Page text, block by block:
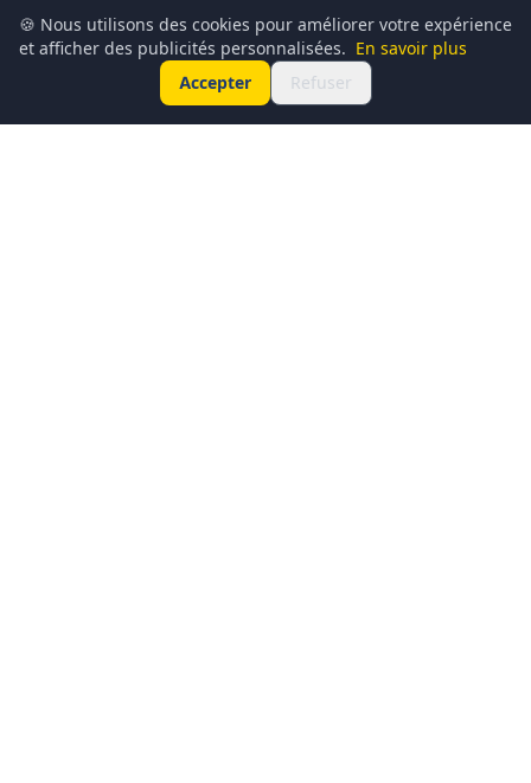
🍪 Nous utilisons des cookies pour améliorer votre expérience
et afficher des publicités personnalisées. En savoir plus
Accepter
Refuser